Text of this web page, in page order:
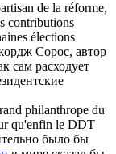
de la réforme,
contributions
élections
Сорос, автор
сам расходует
philanthrope du
qu'enfin le DDT
было бы